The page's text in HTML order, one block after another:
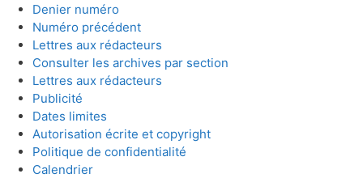
Denier numéro
Numéro précédent
Lettres aux rédacteurs
Consulter les archives par section
Lettres aux rédacteurs
Publicité
Dates limites
Autorisation écrite et copyright
Politique de confidentialité
Calendrier